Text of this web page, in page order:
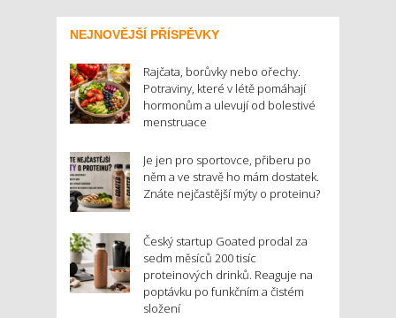
NEJNOVĚJŠÍ PŘÍSPĚVKY
Rajčata, borůvky nebo ořechy.
Potraviny, které v létě pomáhají
hormonům a ulevují od bolestivé
menstruace
Je jen pro sportovce, přiberu po
něm a ve stravě ho mám dostatek.
Znáte nejčastější mýty o proteinu?
Český startup Goated prodal za
sedm měsíců 200 tisíc
proteinových drinků. Reaguje na
poptávku po funkčním a čistém
složení